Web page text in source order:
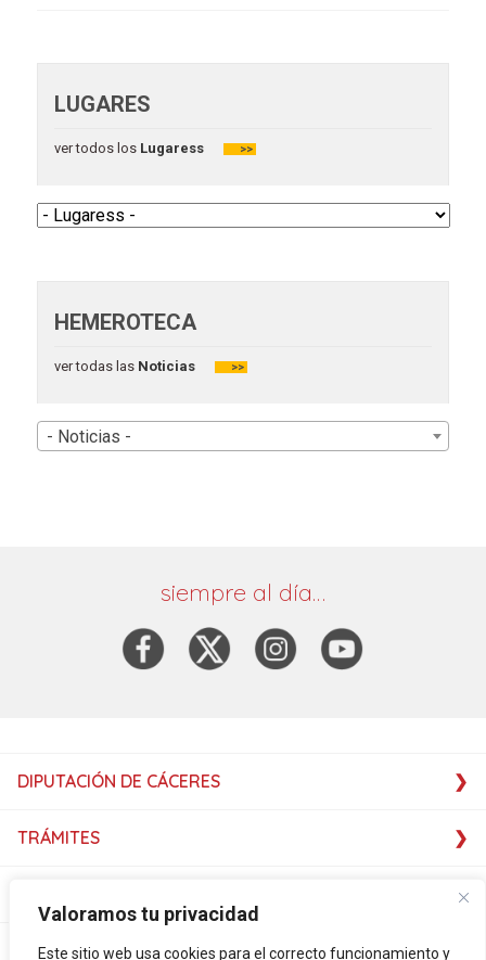
Valoramos tu privacidad
Este sitio web usa cookies para el correcto funcionamiento y
LUGARES
ver todos losLugaress >>
HEMEROTECA
ver todas lasNoticias >>
- Noticias -
siempre al día…
DIPUTACIÓN DE CÁCERES
TRÁMITES
SERVICIOS